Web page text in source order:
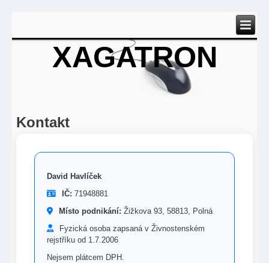
XAGATRON
Kontakt
David Havlíček
IČ: 71948881
Místo podnikání: Žižkova 93, 58813, Polná
Fyzická osoba zapsaná v Živnostenském
rejstříku od 1.7.2006
Nejsem plátcem DPH.